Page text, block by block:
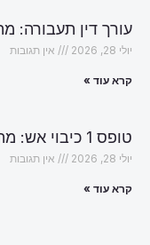
עורך דין תעבורה:
יולי 28, 2026 אין תגובות
קרא עוד »
טופס 1 כיבוי אש: מה עלול לעכב את האישור?
יולי 28, 2026 אין תגובות
קרא עוד »